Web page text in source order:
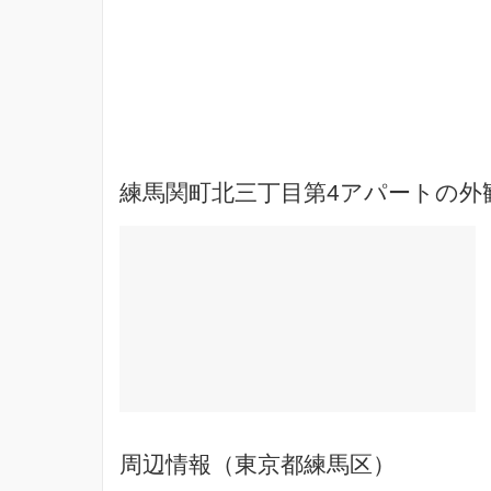
練馬関町北三丁目第4アパートの外
周辺情報（東京都練馬区）